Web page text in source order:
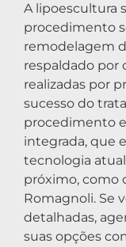
A lipoescultura
procedimento
remodelagem
respaldado por
realizadas por
sucesso do
procedimento
integrada, que
tecnologia
próximo, como
Romagnoli. Se
detalhadas,
suas opções